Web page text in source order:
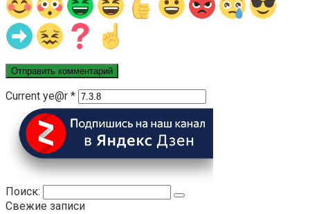
Current ye@r *
Поиск:
Свежие записи